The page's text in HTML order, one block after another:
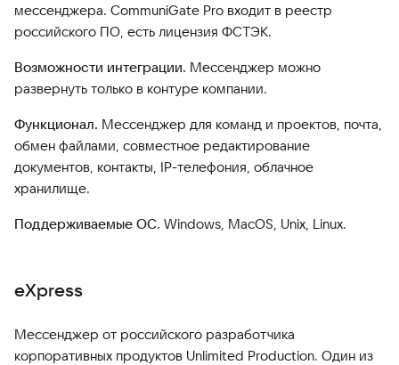
мессенджера. CommuniGate Pro входит в реестр
российского ПО, есть лицензия ФСТЭК.
Возможности интеграции. Мессенджер можно
развернуть только в контуре компании.
Функционал. Мессенджер для команд и проектов, почта,
обмен файлами, совместное редактирование
документов, контакты, IP-телефония, облачное
хранилище.
Поддерживаемые ОС. Windows, MacOS, Unix, Linux.
eXpress
Мессенджер от российского разработчика
корпоративных продуктов Unlimited Production. Один из